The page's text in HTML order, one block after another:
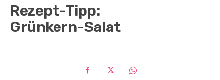
Rezept-Tipp:
Grünkern-Salat